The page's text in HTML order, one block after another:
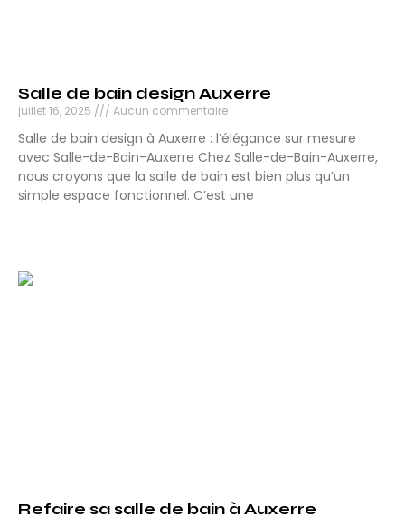
Salle de bain design Auxerre
juillet 16, 2025 Aucun commentaire
Salle de bain design à Auxerre : l’élégance sur mesure
avec Salle-de-Bain-Auxerre Chez Salle-de-Bain-Auxerre,
nous croyons que la salle de bain est bien plus qu’un
simple espace fonctionnel. C’est une
Refaire sa salle de bain à Auxerre